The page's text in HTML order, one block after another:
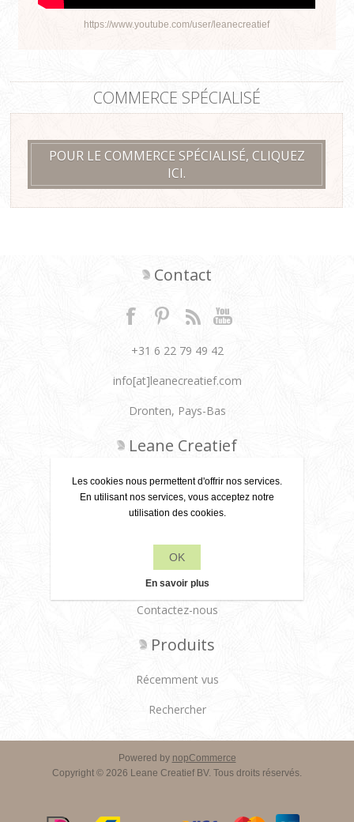
https://www.youtube.com/user/leanecreatief
COMMERCE SPÉCIALISÉ
POUR LE COMMERCE SPÉCIALISÉ, CLIQUEZ
ICI.
Contact
+31 6 22 79 49 42
info[at]leanecreatief.com
Dronten, Pays-Bas
Leane Creatief
Politique de confidentialité
À propos de nous
Service client
Contactez-nous
Produits
Récemment vus
Rechercher
Powered by nopCommerce
Copyright © 2026 Leane Creatief BV. Tous droits réservés.
Les cookies nous permettent d'offrir nos services.
En utilisant nos services, vous acceptez notre
utilisation des cookies.
OK
En savoir plus